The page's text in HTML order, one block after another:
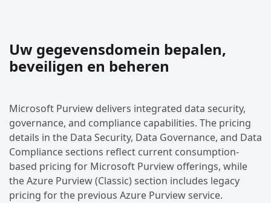
Uw gegevensdomein bepalen,
beveiligen en beheren
Microsoft Purview delivers integrated data security,
governance, and compliance capabilities. The pricing
details in the Data Security, Data Governance, and Data
Compliance sections reflect current consumption-
based pricing for Microsoft Purview offerings, while
the Azure Purview (Classic) section includes legacy
pricing for the previous Azure Purview service.